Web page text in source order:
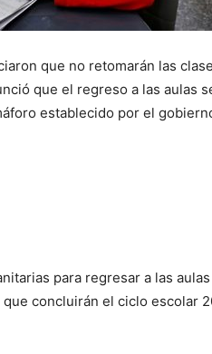
que no retomarán las
que el regreso a las aulas
establecido por el
para regresar a las
concluirán el ciclo escolar